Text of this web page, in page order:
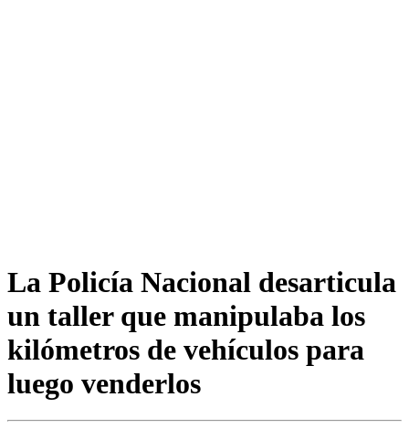
La Policía Nacional desarticula
un taller que manipulaba los
kilómetros de vehículos para
luego venderlos